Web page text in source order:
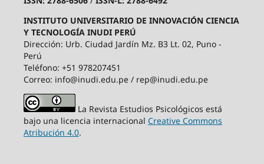
INSTITUTO UNIVERSITARIO DE INNOVACIÓN CIENCIA
Y TECNOLOGÍA INUDI PERÚ
Dirección: Urb. Ciudad Jardín Mz. B3 Lt. 02, Puno -
Perú
Teléfono: +51 978207451
Correo: info@inudi.edu.pe / rep@inudi.edu.pe
La Revista Estudios Psicológicos está
bajo una licencia internacional Creative Commons
Atribución 4.0.